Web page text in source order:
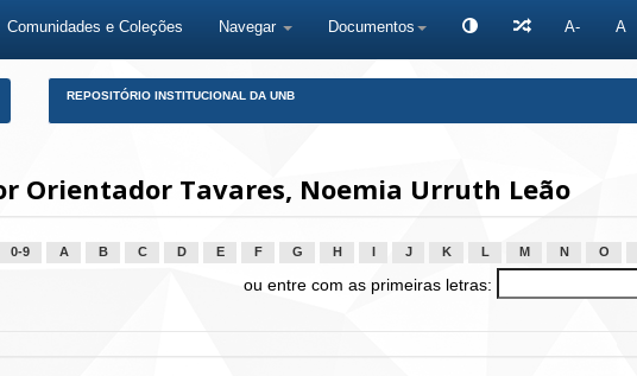
Comunidades e Coleções Navegar Documentos A- A
REPOSITÓRIO INSTITUCIONAL DA UNB
Orientador Tavares, Noemia Urruth Leão
0-9 A B C D E F G H J K L M N O
ou entre com as primeiras letras: